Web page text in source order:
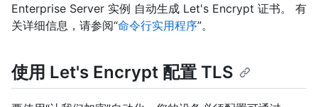
Enterprise Server 实例 自动生成 Let's Encrypt 证书。 有
关详细信息，请参阅“命令行实用程序”。
使用 Let's Encrypt 配置 TLS